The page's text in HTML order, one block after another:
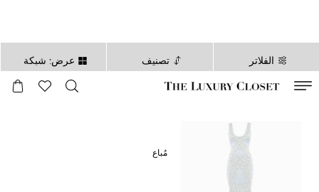
الفلاتر تصنيف عرض: شبكة
ثانية
مُباع